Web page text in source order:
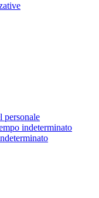
personale
indeterminato